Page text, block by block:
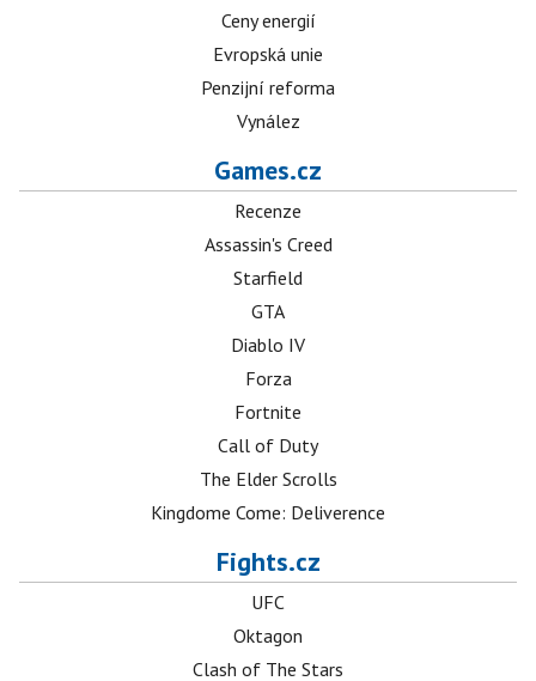
Ceny energií
Evropská unie
Penzijní reforma
Vynález
Games.cz
Recenze
Assassin's Creed
Starfield
GTA
Diablo IV
Forza
Fortnite
Call of Duty
The Elder Scrolls
Kingdome Come: Deliverence
Fights.cz
UFC
Oktagon
Clash of The Stars